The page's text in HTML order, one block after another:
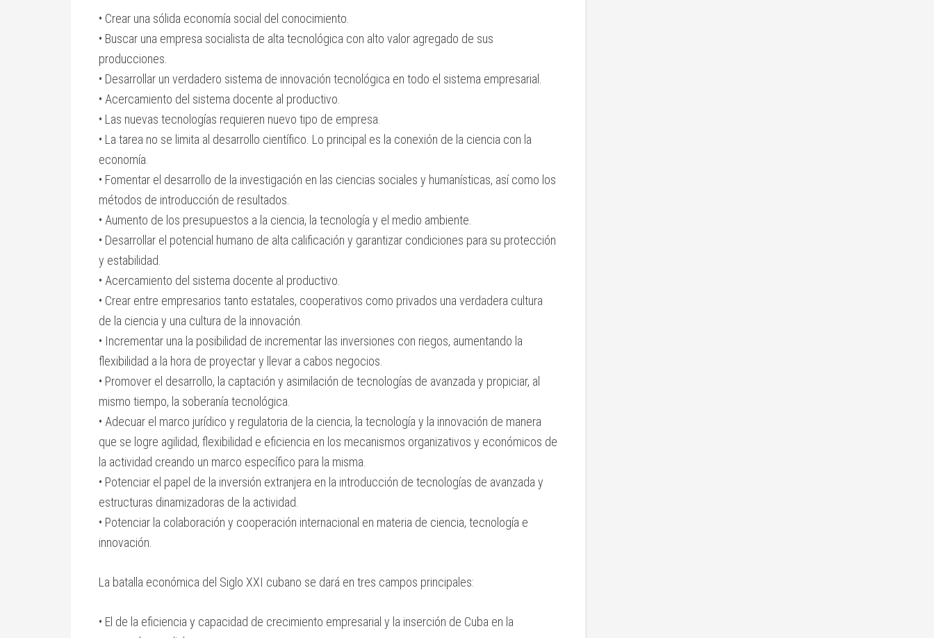
• Crear una sólida economía social del conocimiento.
• Buscar una empresa socialista de alta tecnológica con alto valor agregado de sus
producciones.
• Desarrollar un verdadero sistema de innovación tecnológica en todo el sistema empresarial.
• Acercamiento del sistema docente al productivo.
• Las nuevas tecnologías requieren nuevo tipo de empresa.
• La tarea no se limita al desarrollo científico. Lo principal es la conexión de la ciencia con la
economía.
• Fomentar el desarrollo de la investigación en las ciencias sociales y humanísticas, así como los
métodos de introducción de resultados.
• Aumento de los presupuestos a la ciencia, la tecnología y el medio ambiente.
• Desarrollar el potencial humano de alta calificación y garantizar condiciones para su protección
y estabilidad.
• Acercamiento del sistema docente al productivo.
• Crear entre empresarios tanto estatales, cooperativos como privados una verdadera cultura
de la ciencia y una cultura de la innovación.
• Incrementar una la posibilidad de incrementar las inversiones con riegos, aumentando la
flexibilidad a la hora de proyectar y llevar a cabos negocios.
• Promover el desarrollo, la captación y asimilación de tecnologías de avanzada y propiciar, al
mismo tiempo, la soberanía tecnológica.
• Adecuar el marco jurídico y regulatoria de la ciencia, la tecnología y la innovación de manera
que se logre agilidad, flexibilidad e eficiencia en los mecanismos organizativos y económicos de
la actividad creando un marco específico para la misma.
• Potenciar el papel de la inversión extranjera en la introducción de tecnologías de avanzada y
estructuras dinamizadoras de la actividad.
• Potenciar la colaboración y cooperación internacional en materia de ciencia, tecnología e
innovación.
La batalla económica del Siglo XXI cubano se dará en tres campos principales:
• El de la eficiencia y capacidad de crecimiento empresarial y la inserción de Cuba en la